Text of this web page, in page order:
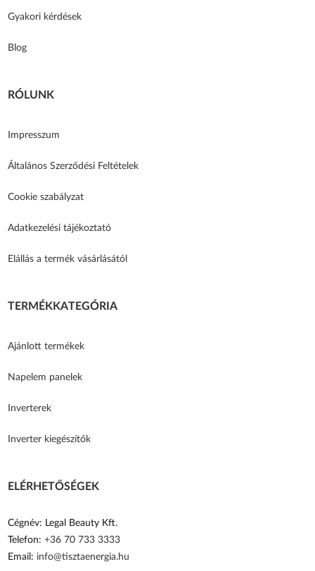
Gyakori kérdések
Blog
RÓLUNK
Impresszum
Általános Szerződési Feltételek
Cookie szabályzat
Adatkezelési tájékoztató
Elállás a termék vásárlásától
TERMÉKKATEGÓRIA
Ajánlott termékek
Napelem panelek
Inverterek
Inverter kiegészítők
ELÉRHETŐSÉGEK
Cégnév: Legal Beauty Kft.
Telefon:+36 70 733 3333
Email: info@tisztaenergia.hu